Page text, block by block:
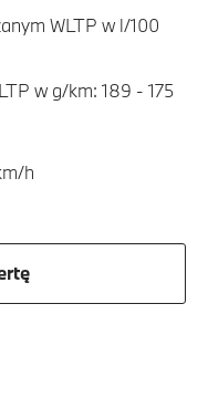
WLTP w l/100
w g/km: 189 - 175
h